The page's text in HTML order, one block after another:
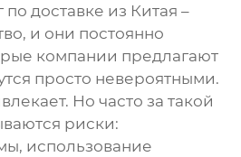
подоставке из Китая –
и они постоянно
компании предлагают
просто невероятными.
Но часто за такой
риски:
использование